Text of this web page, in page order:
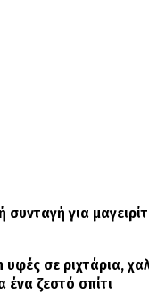
για
σε ριχτάρια,
ένα ζεστό σπίτι